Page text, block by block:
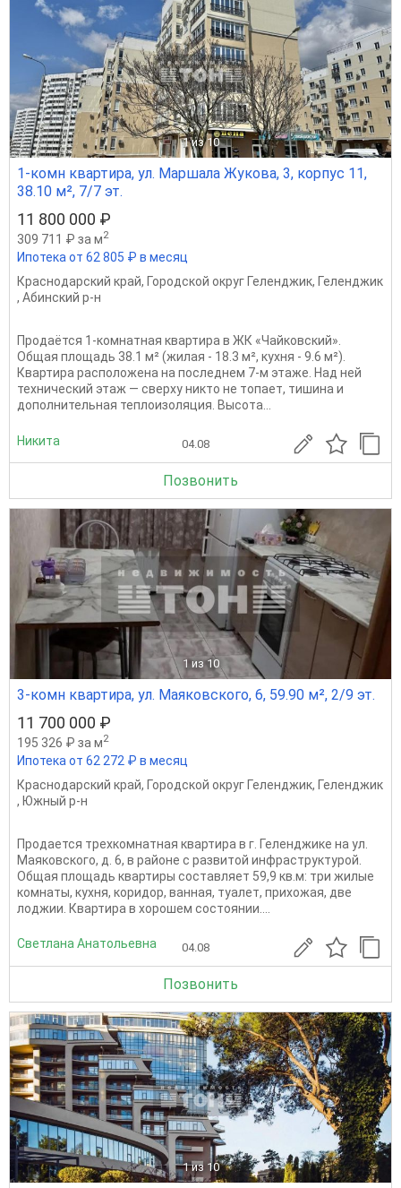
1 из 10
1-комн квартира, ул. Маршала Жукова, 3, корпус 11,
38.10 м², 7/7 эт.
11 800 000 ₽
309 711 ₽ за м2
Ипотека от 62 805 ₽ в месяц
Краснодарский край, Городской округ Геленджик, Геленджик
, Абинский р-н
Продаётся 1-комнатная квартира в ЖК «Чайковский».
Общая площадь 38.1 м² (жилая - 18.3 м², кухня - 9.6 м²).
Квартира расположена на последнем 7-м этаже. Над ней
технический этаж — сверху никто не топает, тишина и
дополнительная теплоизоляция. Высота...
Никита 04.08
Позвонить
1 из 10
3-комн квартира, ул. Маяковского, 6, 59.90 м², 2/9 эт.
11 700 000 ₽
195 326 ₽ за м2
Ипотека от 62 272 ₽ в месяц
Краснодарский край, Городской округ Геленджик, Геленджик
, Южный р-н
Продается трехкомнатная квартира в г. Геленджике на ул.
Маяковского, д. 6, в районе с развитой инфраструктурой.
Общая площадь квартиры составляет 59,9 кв.м: три жилые
комнаты, кухня, коридор, ванная, туалет, прихожая, две
лоджии. Квартира в хорошем состоянии....
Светлана Анатольевна 04.08
Позвонить
1 из 10